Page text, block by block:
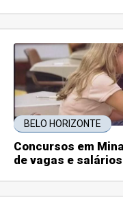
BELO HORIZONTE
Concursos em
de vagas e